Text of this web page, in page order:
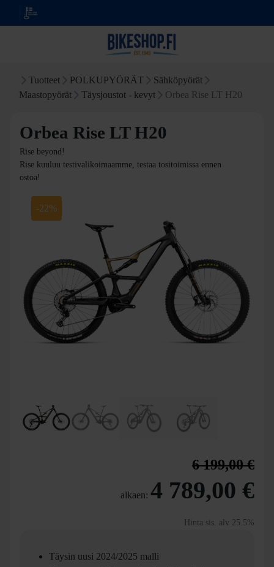
Tuotteet POLKUPYÖRÄT
Sähköpyörät
Orbea Rise LT H20
Rise beyond!
Rise kuuluu testivalikoimaamme, testaa tositoimissa ennen
ostoa!
4 789,00 €
6 199,00 €